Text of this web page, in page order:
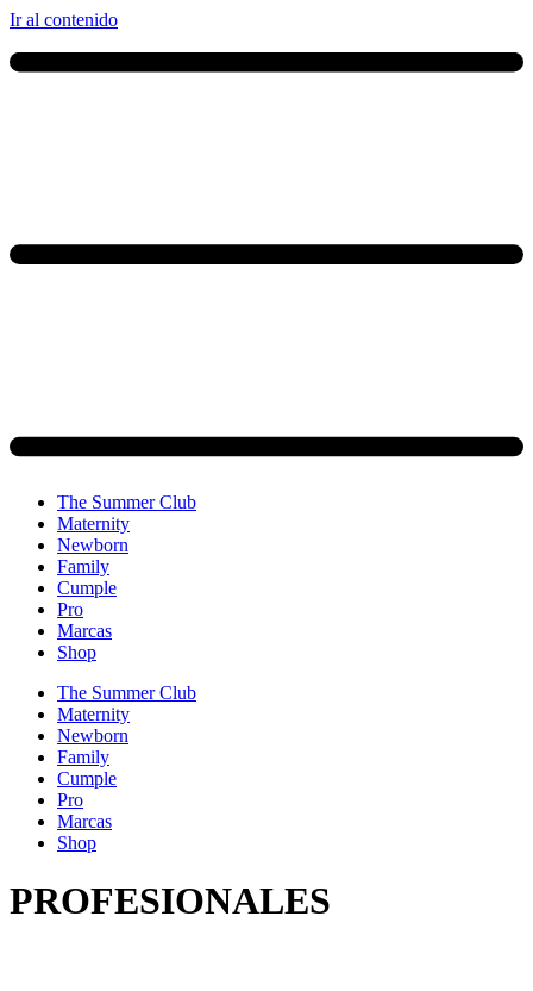
Ir al contenido
The Summer Club
Maternity
Newborn
Family
Cumple
Pro
Marcas
Shop
The Summer Club
Maternity
Newborn
Family
Cumple
Pro
Marcas
Shop
PROFESIONALES